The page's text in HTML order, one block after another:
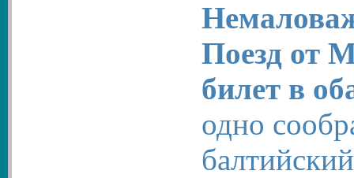
Поезд от
билет в
одно